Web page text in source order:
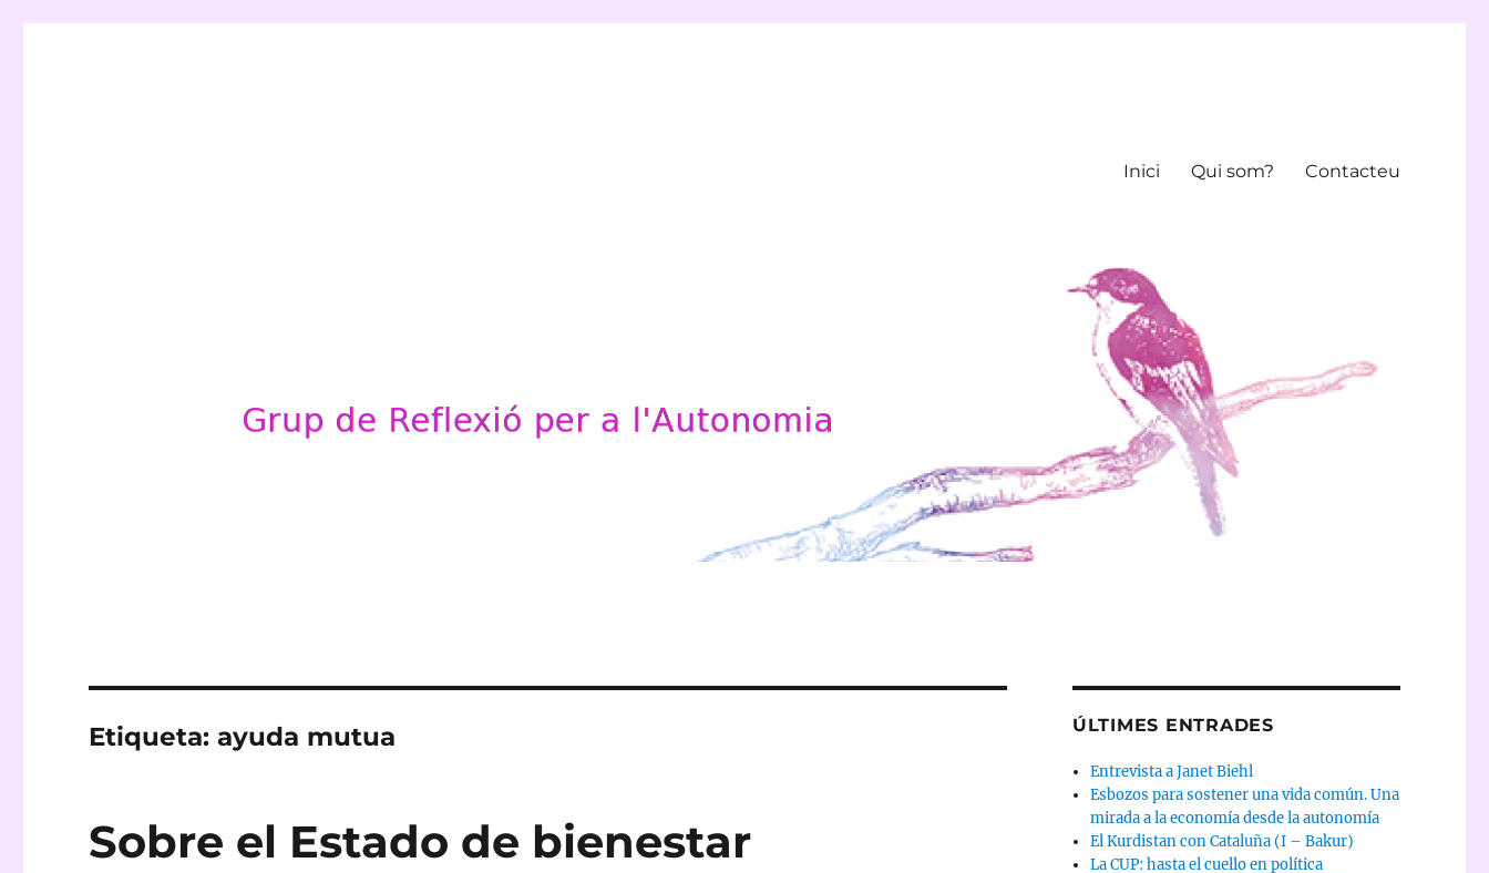
Inici Qui som? Contacteu
Etiqueta:ayuda mutua
Sobre el Estado de bienestar
ÚLTIMES ENTRADES
Entrevista a Janet Biehl
Esbozos para sostener una vida común. Una
mirada a la economía desde la autonomía
El Kurdistan con Cataluña (I – Bakur)
La CUP: hasta el cuello en política